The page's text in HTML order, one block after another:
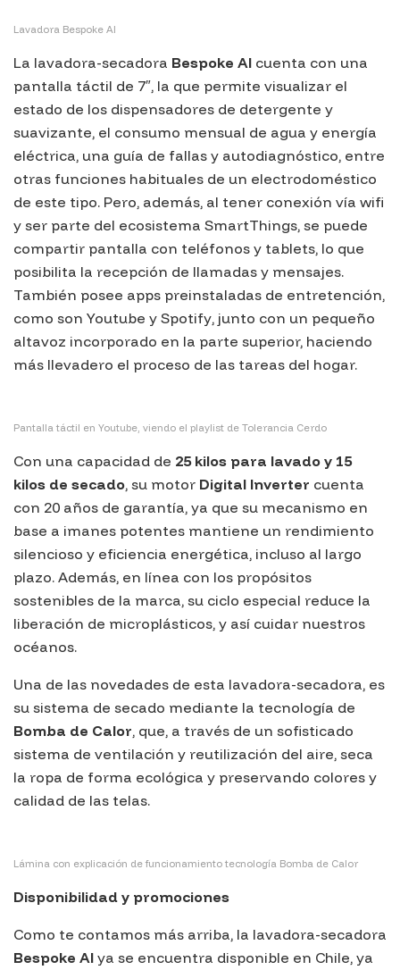
Lavadora Bespoke AI
La lavadora-secadora Bespoke AI cuenta con una
pantalla táctil de 7″, la que permite visualizar el
estado de los dispensadores de detergente y
suavizante, el consumo mensual de agua y energía
eléctrica, una guía de fallas y autodiagnóstico, entre
otras funciones habituales de un electrodoméstico
de este tipo. Pero, además, al tener conexión vía wifi
y ser parte del ecosistema SmartThings, se puede
compartir pantalla con teléfonos y tablets, lo que
posibilita la recepción de llamadas y mensajes.
También posee apps preinstaladas de entretención,
como son Youtube y Spotify, junto con un pequeño
altavoz incorporado en la parte superior, haciendo
más llevadero el proceso de las tareas del hogar.
Pantalla táctil en Youtube, viendo el playlist de Tolerancia Cerdo
Con una capacidad de 25 kilos para lavado y 15
kilos de secado, su motor Digital Inverter cuenta
con 20 años de garantía, ya que su mecanismo en
base a imanes potentes mantiene un rendimiento
silencioso y eficiencia energética, incluso al largo
plazo. Además, en línea con los propósitos
sostenibles de la marca, su ciclo especial reduce la
liberación de microplásticos, y así cuidar nuestros
océanos.
Una de las novedades de esta lavadora-secadora, es
su sistema de secado mediante la tecnología de
Bomba de Calor, que, a través de un sofisticado
sistema de ventilación y reutilización del aire, seca
la ropa de forma ecológica y preservando colores y
calidad de las telas.
Lámina con explicación de funcionamiento tecnología Bomba de Calor
Disponibilidad y promociones
Como te contamos más arriba, la lavadora-secadora
Bespoke AI ya se encuentra disponible en Chile, ya